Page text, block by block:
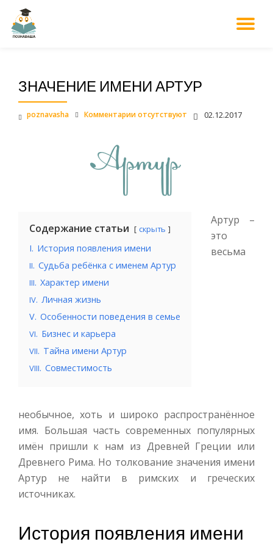
Перейти
ЗНАЧЕНИЕ ИМЕНИ АРТУР
poznavasha 02.12.2017
Комментарии отсутствуют
Содержание статьи скрыть
I. История появления имени
II. Судьба ребёнка с именем Артур
III. Характер имени
IV. Личная жизнь
V. Особенности поведения в семье
VI. Бизнес и карьера
VII. Тайна имени Артур
VIII. Совместимость
Артур –
это
весьма
необычное, хоть и широко распространённое
имя. Большая часть современных популярных
имён пришли к нам из Древней Греции или
Древнего Рима. Но толкование значения имени
Артур не найти в римских и греческих
источниках.
История появления имени